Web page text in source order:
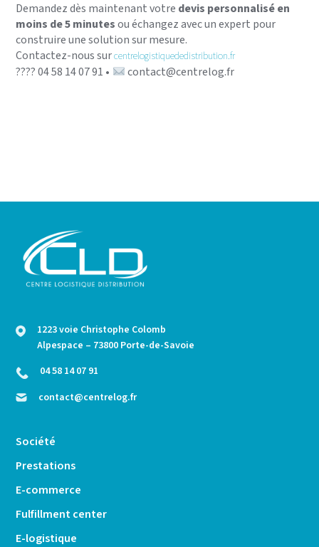
Demandez dès maintenant votre devis personnalisé en
moins de 5 minutesou échangez avec un expert pour
construire une solution sur mesure.
Contactez-nous surcentrelogistiquededistribution.fr
???? 04 58 14 07 91 • contact@centrelog.fr
1223 voie Christophe Colomb
Alpespace – 73800 Porte-de-Savoie
04 58 14 07 91
contact@centrelog.fr
Société
Prestations
E-commerce
Fulfillment center
E-logistique